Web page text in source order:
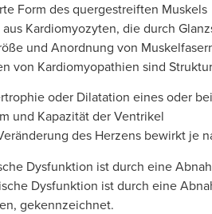
Form des quergestreiften Muskels
Kardiomyozyten, die durch
und Anordnung von
von Kardiomyopathien sind
oder Dilatation eines oder
und Kapazität der Ventrikel
des Herzens bewirkt je
Dysfunktion ist durch eine
Dysfunktion ist durch eine
gekennzeichnet.